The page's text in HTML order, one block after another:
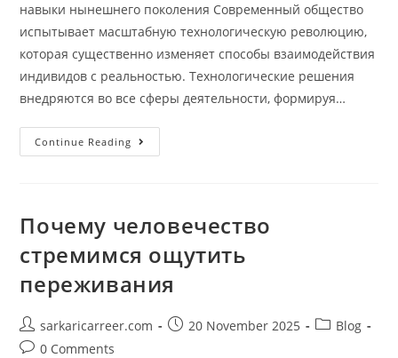
навыки нынешнего поколения Современный общество
испытывает масштабную технологическую революцию,
которая существенно изменяет способы взаимодействия
индивидов с реальностью. Технологические решения
внедряются во все сферы деятельности, формируя…
Continue Reading Каким
Образом
Поколения
Почему человечество
стремимся ощутить
переживания
Post
author:
sarkaricarreer.com
Post20 November 2025
PostBlog
Post0 Comments